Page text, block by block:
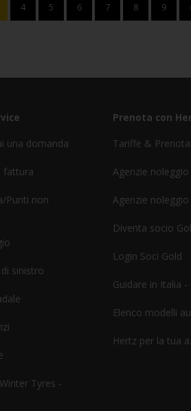
4 5 6 7 8 9
una domanda
fattura
Punti non
sinistro
Tyres -
Prenota con
Tariffe &
Agenzie
Agenzie
Diventa socio
Login Soci Gold
Guidare in Italia -
Elenco modelli
Hertz per la tua